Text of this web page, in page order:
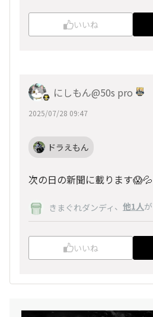
いいね
にしもん@50s pro
2025/07/28 09:47
ドラえもん
次の日の新聞に載ります😱💦
きまぐれダンディ 、 他1人
いいね